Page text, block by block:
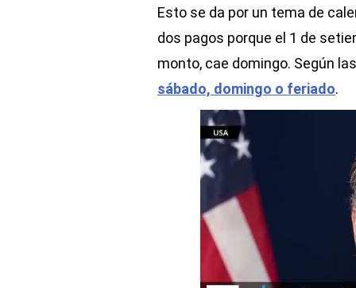
Esto se da por un tema de
dos pagos porque el 1 de
monto, cae domingo. Según
sábado, domingo o feriado.